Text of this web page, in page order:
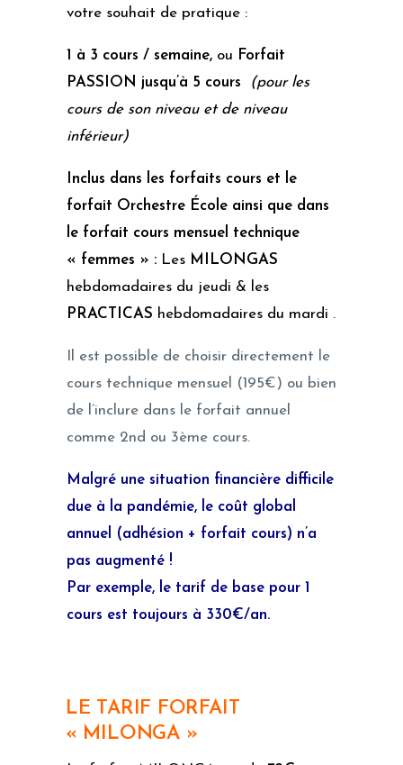
votre souhait de pratique :
1 à 3 cours / semaine, ou Forfait
PASSION jusqu’à 5 cours
(pour les
cours de son niveau et de niveau
inférieur)
Inclus dans les forfaits cours et le
forfait Orchestre École ainsi que dans
le forfait cours mensuel technique
« femmes » : Les MILONGAS
hebdomadaires du jeudi & les
PRACTICAS hebdomadaires du mardi .
Il est possible de choisir directement le
cours technique mensuel (195€) ou bien
de l’inclure dans le forfait annuel
comme 2nd ou 3ème cours.
Malgré une situation financière difficile
due à la pandémie, le coût global
annuel (adhésion + forfait cours) n’a
pas augmenté !
Par exemple, le tarif de base pour 1
cours est toujours à 330€/an.
LE TARIF FORFAIT
« MILONGA »